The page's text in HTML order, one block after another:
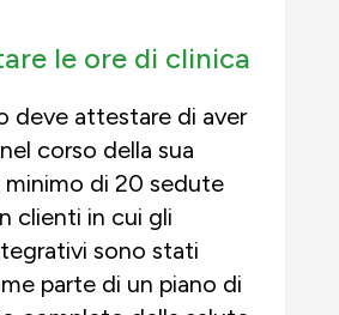
le ore di clinica
deve attestare di aver
corso della sua
minimo di 20 sedute
clienti in cui gli
sono stati
parte di un piano di